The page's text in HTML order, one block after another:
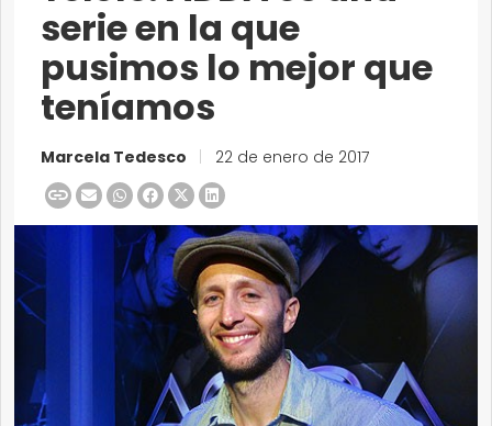
serie en la que
pusimos lo mejor que
teníamos
Marcela Tedesco 22 de enero de 2017